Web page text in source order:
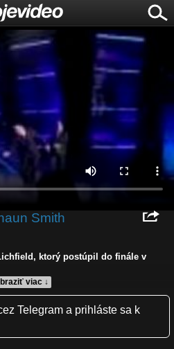
Smith
viac ↓
ktorý postúpil do finále v
Telegram a prihláste sa k